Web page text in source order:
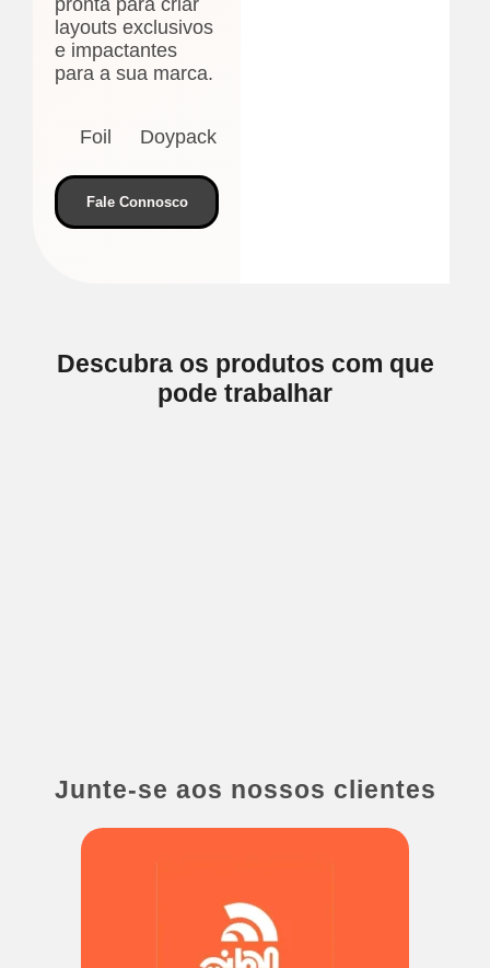
pronta para criar
layouts exclusivos
e impactantes
para a sua marca.
Foil Doypack
Fale Connosco
Descubra os produtos com que
pode trabalhar
Junte-se aos nossos clientes